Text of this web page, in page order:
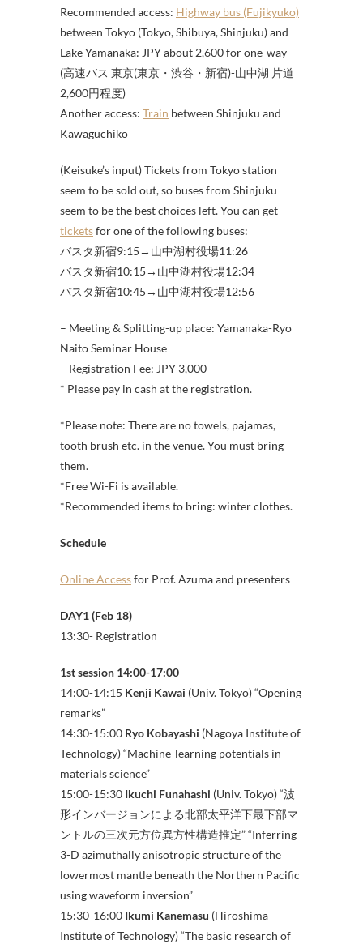
Recommended access: Highway bus (Fujikyuko)
between Tokyo (Tokyo, Shibuya, Shinjuku) and
Lake Yamanaka: JPY about 2,600 for one-way
(高速バス 東京(東京・渋谷・新宿)-山中湖 片道
2,600円程度)
Another access: Train between Shinjuku and
Kawaguchiko
(Keisuke’s input) Tickets from Tokyo station
seem to be sold out, so buses from Shinjuku
seem to be the best choices left. You can get
ticketsfor one of the following buses:
バスタ新宿9:15→山中湖村役場11:26
バスタ新宿10:15→山中湖村役場12:34
バスタ新宿10:45→山中湖村役場12:56
– Meeting & Splitting-up place: Yamanaka-Ryo
Naito Seminar House
– Registration Fee: JPY 3,000
* Please pay in cash at the registration.
*Please note: There are no towels, pajamas,
tooth brush etc. in the venue. You must bring
them.
*Free Wi-Fi is available.
*Recommended items to bring: winter clothes.
Schedule
Online Accessfor Prof. Azuma and presenters
DAY1 (Feb 18)
13:30- Registration
1st session 14:00-17:00
14:00-14:15 Kenji Kawai (Univ. Tokyo) “Opening
remarks”
14:30-15:00 Ryo Kobayashi (Nagoya Institute of
Technology) “Machine-learning potentials in
materials science”
15:00-15:30 Ikuchi Funahashi (Univ. Tokyo) “波
形インバージョンによる北部太平洋下最下部マ
ントルの三次元方位異方性構造推定” “Inferring
3-D azimuthally anisotropic structure of the
lowermost mantle beneath the Northern Pacific
using waveform inversion”
15:30-16:00 Ikumi Kanemasu (Hiroshima
Institute of Technology) “The basic research of